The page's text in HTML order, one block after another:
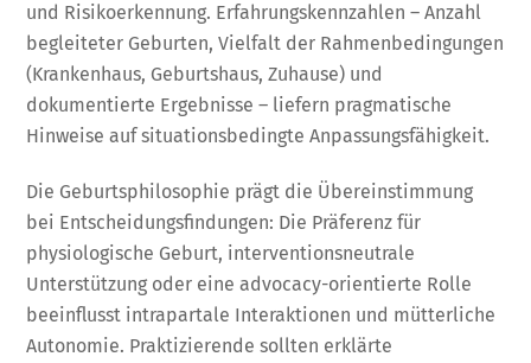
und Risikoerkennung. Erfahrungskennzahlen – Anzahl
begleiteter Geburten, Vielfalt der Rahmenbedingungen
(Krankenhaus, Geburtshaus, Zuhause) und
dokumentierte Ergebnisse – liefern pragmatische
Hinweise auf situationsbedingte Anpassungsfähigkeit.
Die Geburtsphilosophie prägt die Übereinstimmung
bei Entscheidungsfindungen: Die Präferenz für
physiologische Geburt, interventionsneutrale
Unterstützung oder eine advocacy-orientierte Rolle
beeinflusst intrapartale Interaktionen und mütterliche
Autonomie. Praktizierende sollten erklärte